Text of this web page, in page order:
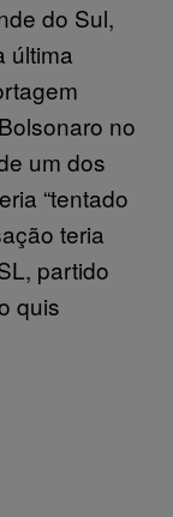
do Sul,
última
no
um dos
“tentado
teria
partido
quis